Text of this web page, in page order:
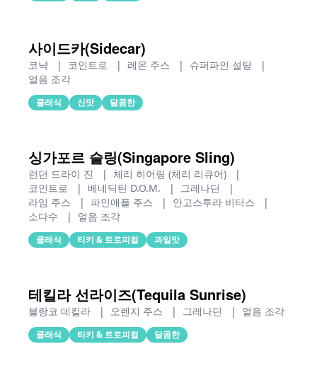
사이드카(Sidecar)
코냑 | 코인트로 | 레몬 주스 | 슈퍼파인 설탕
|
얼음 조각
클래식 신맛 달콤한
싱가포르 슬링(Singapore Sling)
런던 드라이 진 | 체리 히어링 (체리 리큐어)
|
코인트로
| 베네딕틴 D.O.M. | 그레나딘
|
라임 주스
| 파인애플 주스 | 안고스투라 비터스
|
소다수
| 얼음 조각
클래식 티키 & 트로피컬 과일맛
테킬라 선라이즈(Tequila Sunrise)
블랑코 데킬라 | 오렌지 주스 | 그레나딘 | 얼음 조각
클래식 티키 & 트로피컬 달콤한